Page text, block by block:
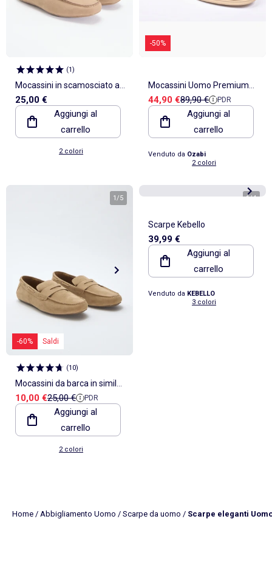
(1)
Mocassini in scamosciato a
tinta unita
25,00 €
Aggiungi al
carrello
2 colori
-50%
Mocassini Uomo Premium
Camoscio Slip-On OZABI
Prezzo di vendita
44,90 €Prezzo di riferimento
89,90 € PDR
Aggiungi al
carrello
Venduto da Ozabi
2 colori
-60% Saldi
1/5
(10)
Mocassini da barca in simil
suede tinta unita
Prezzo di vendita
10,00 €Prezzo di riferimento
25,00 € PDR
Aggiungi al
carrello
2 colori
1/4
Scarpe Kebello
39,99 €
Aggiungi al
carrello
Venduto da KEBELLO
3 colori
Home / Abbigliamento Uomo / Scarpe da uomo / Scarpe eleganti